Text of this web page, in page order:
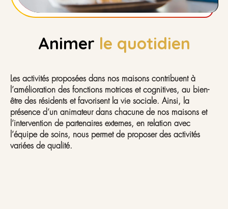
Animer le quotidien
Les activités proposées dans nos maisons contribuent à
l’amélioration des fonctions motrices et cognitives, au bien-
être des résidents et favorisent la vie sociale. Ainsi, la
présence d’un animateur dans chacune de nos maisons et
l’intervention de partenaires externes, en relation avec
l’équipe de soins, nous permet de proposer des activités
variées de qualité.